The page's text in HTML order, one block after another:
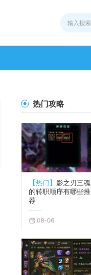
热门攻略
【热门】 影之刃三魂
的转职顺序有哪些推
荐
08-06